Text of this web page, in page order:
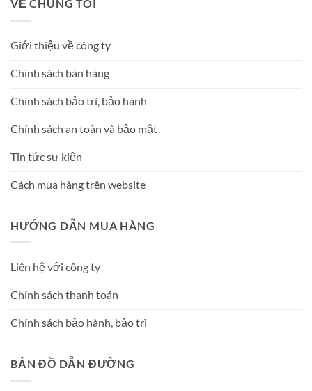
VỀ CHÚNG TÔI
Giới thiệu về công ty
Chính sách bán hàng
Chính sách bảo trì, bảo hành
Chính sách an toàn và bảo mật
Tin tức sự kiện
Cách mua hàng trên website
HƯỚNG DẪN MUA HÀNG
Liên hệ với công ty
Chính sách thanh toán
Chính sách bảo hành, bảo trì
BẢN ĐỒ DẪN ĐƯỜNG